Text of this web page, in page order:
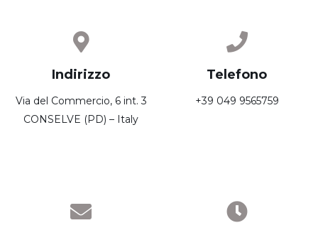
Indirizzo
Via del Commercio, 6 int. 3
CONSELVE (PD) – Italy
Telefono
+39 049 9565759